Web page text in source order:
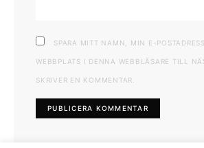
SPARA MITT NAMN, MIN E-
WEBBPLATS I DENNA WEBBLÄSARE TILL
SKRIVER EN KOMMENTAR.